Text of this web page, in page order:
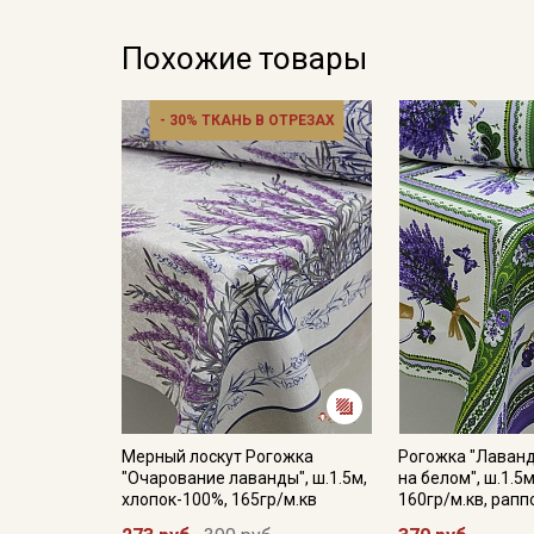
Похожие товары
- 30% ТКАНЬ В ОТРЕЗАХ
Мерный лоскут Рогожка
"Очарование лаванды", ш.1.5м,
хлопок-100%, 165гр/м.кв
Рогожка
на белом",
160гр/м.кв,